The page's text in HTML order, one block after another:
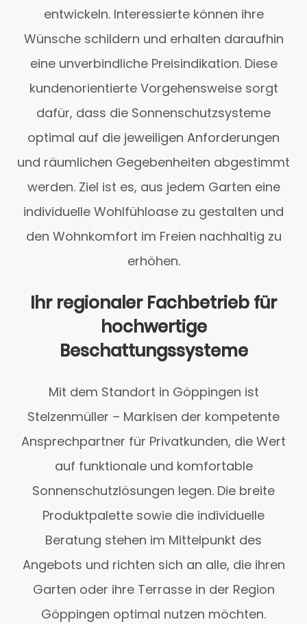
entwickeln. Interessierte können ihre
Wünsche schildern und erhalten daraufhin
eine unverbindliche Preisindikation. Diese
kundenorientierte Vorgehensweise sorgt
dafür, dass die Sonnenschutzsysteme
optimal auf die jeweiligen Anforderungen
und räumlichen Gegebenheiten abgestimmt
werden. Ziel ist es, aus jedem Garten eine
individuelle Wohlfühloase zu gestalten und
den Wohnkomfort im Freien nachhaltig zu
erhöhen.
Ihr regionaler Fachbetrieb für
hochwertige
Beschattungssysteme
Mit dem Standort in Göppingen ist
Stelzenmüller – Markisen der kompetente
Ansprechpartner für Privatkunden, die Wert
auf funktionale und komfortable
Sonnenschutzlösungen legen. Die breite
Produktpalette sowie die individuelle
Beratung stehen im Mittelpunkt des
Angebots und richten sich an alle, die ihren
Garten oder ihre Terrasse in der Region
Göppingen optimal nutzen möchten.